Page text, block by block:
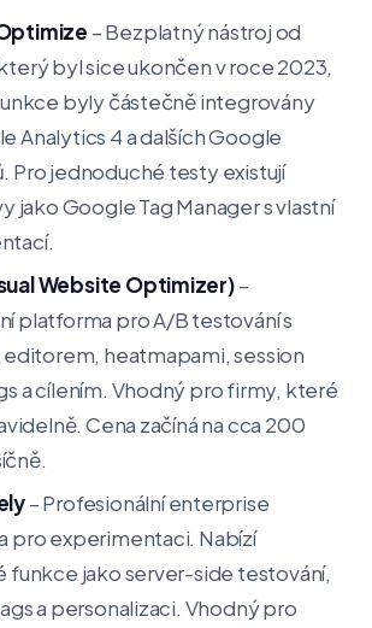
– Bezplatný nástroj od
byl sice ukončen v roce 2023,
byly částečně integrovány
Analytics 4 a dalších Google
Pro jednoduché testy existují
jako Google Tag Manager s vlastní
Website Optimizer)–
platforma pro A/B testování s
editorem, heatmapami, session
a cílením. Vhodný pro firmy, které
Cena začíná na cca 200
– Profesionální enterprise
pro experimentaci. Nabízí
funkce jako server-side testování,
a personalizaci. Vhodný pro